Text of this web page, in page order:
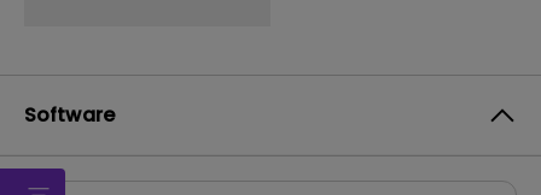
Software